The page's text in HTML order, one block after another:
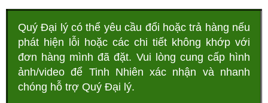
Quý Đại lý có thể yêu cầu đổi hoặc trả hàng nếu
phát hiện lỗi hoặc các chi tiết không khớp với
đơn hàng mình đã đặt. Vui lòng cung cấp hình
ảnh/video để Tinh Nhiên xác nhận và nhanh
chóng hỗ trợ Quý Đại lý.